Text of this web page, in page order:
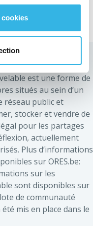
est une forme de
situés au sein d’un
réseau public et
stocker et vendre de
pour les partages
actuellement
Plus d’informations
sur ORES.be:
sur les
sont disponibles sur
de communauté
mis en place dans le